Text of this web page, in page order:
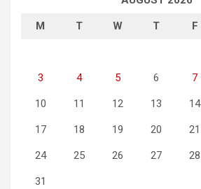
M T W T F
3 4 5 6 7
10 11 12 13 14
17 18 19 20 21
24 25 26 27 28
31